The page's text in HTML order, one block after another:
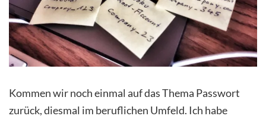
Kommen wir noch einmal auf das Thema Passwort
zurück, diesmal im beruflichen Umfeld. Ich habe